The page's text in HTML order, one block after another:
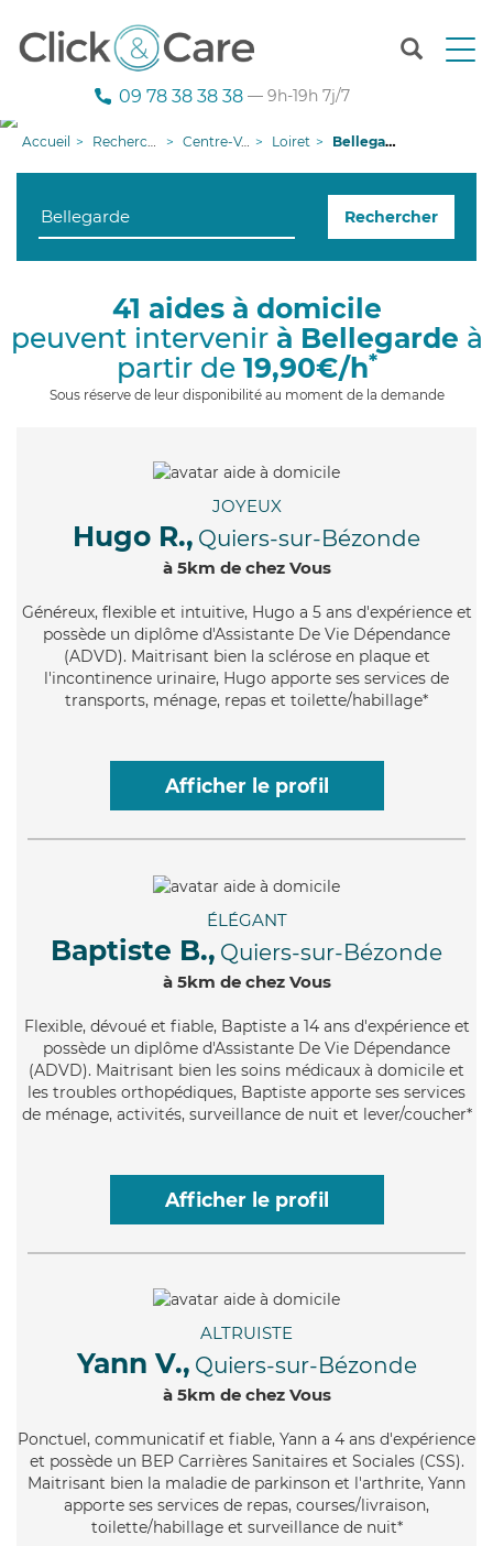
T
n
g
09 78 38 38 38 — 9h-19h 7j/7
Accueil Recherche aide à domicile Centre-Val de Loire Loiret Bellegarde
Rechercher
41 aides à domicile
peuvent intervenir à Bellegarde à
partir de 19,90€/h*
Sous réserve de leur disponibilité au moment de la demande
JOYEUX
Hugo R., Quiers-sur-Bézonde
à 5km de chez Vous
Généreux, flexible et intuitive, Hugo a 5 ans d'expérience et
possède un diplôme d'Assistante De Vie Dépendance
(ADVD). Maitrisant bien la sclérose en plaque et
l'incontinence urinaire, Hugo apporte ses services de
transports, ménage, repas et toilette/habillage*
Afficher le profil
ÉLÉGANT
Baptiste B., Quiers-sur-Bézonde
à 5km de chez Vous
Flexible, dévoué et fiable, Baptiste a 14 ans d'expérience et
possède un diplôme d'Assistante De Vie Dépendance
(ADVD). Maitrisant bien les soins médicaux à domicile et
les troubles orthopédiques, Baptiste apporte ses services
de ménage, activités, surveillance de nuit et lever/coucher*
Afficher le profil
ALTRUISTE
Yann V., Quiers-sur-Bézonde
à 5km de chez Vous
Ponctuel, communicatif et fiable, Yann a 4 ans d'expérience
et possède un BEP Carrières Sanitaires et Sociales (CSS).
Maitrisant bien la maladie de parkinson et l'arthrite, Yann
apporte ses services de repas, courses/livraison,
toilette/habillage et surveillance de nuit*